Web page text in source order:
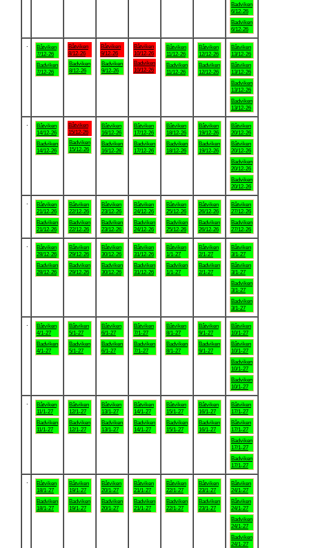
Badviken
6/12-26
Badviken
6/12-26
Båtviken
7/12-26
Badviken
7/12-26
Båtviken
8/12-26
Badviken
8/12-26
Båtviken
9/12-26
Badviken
9/12-26
Båtviken
10/12-26
Badviken
10/12-26
Båtviken
11/12-26
Badviken
11/12-26
Båtviken
12/12-26
Badviken
12/12-26
Båtviken
13/12-26
Båtviken
13/12-26
Badviken
13/12-26
Badviken
13/12-26
Båtviken
14/12-26
Badviken
14/12-26
Båtviken
15/12-26
Badviken
15/12-26
Båtviken
16/12-26
Badviken
16/12-26
Båtviken
17/12-26
Badviken
17/12-26
Båtviken
18/12-26
Badviken
18/12-26
Båtviken
19/12-26
Badviken
19/12-26
Båtviken
20/12-26
Båtviken
20/12-26
Badviken
20/12-26
Badviken
20/12-26
Båtviken
21/12-26
Badviken
21/12-26
Båtviken
22/12-26
Badviken
22/12-26
Båtviken
23/12-26
Badviken
23/12-26
Båtviken
24/12-26
Badviken
24/12-26
Båtviken
25/12-26
Badviken
25/12-26
Båtviken
26/12-26
Badviken
26/12-26
Båtviken
27/12-26
Badviken
27/12-26
Båtviken
28/12-26
Badviken
28/12-26
Båtviken
29/12-26
Badviken
29/12-26
Båtviken
30/12-26
Badviken
30/12-26
Båtviken
31/12-26
Badviken
31/12-26
Båtviken
1/1-27
Badviken
1/1-27
Båtviken
2/1-27
Badviken
2/1-27
Båtviken
3/1-27
Båtviken
3/1-27
Badviken
3/1-27
Badviken
3/1-27
Båtviken
4/1-27
Badviken
4/1-27
Båtviken
5/1-27
Badviken
5/1-27
Båtviken
6/1-27
Badviken
6/1-27
Båtviken
7/1-27
Badviken
7/1-27
Båtviken
8/1-27
Badviken
8/1-27
Båtviken
9/1-27
Badviken
9/1-27
Båtviken
10/1-27
Båtviken
10/1-27
Badviken
10/1-27
Badviken
10/1-27
Båtviken
11/1-27
Badviken
11/1-27
Båtviken
12/1-27
Badviken
12/1-27
Båtviken
13/1-27
Badviken
13/1-27
Båtviken
14/1-27
Badviken
14/1-27
Båtviken
15/1-27
Badviken
15/1-27
Båtviken
16/1-27
Badviken
16/1-27
Båtviken
17/1-27
Båtviken
17/1-27
Badviken
17/1-27
Badviken
17/1-27
Båtviken
18/1-27
Badviken
18/1-27
Båtviken
19/1-27
Badviken
19/1-27
Båtviken
20/1-27
Badviken
20/1-27
Båtviken
21/1-27
Badviken
21/1-27
Båtviken
22/1-27
Badviken
22/1-27
Båtviken
23/1-27
Badviken
23/1-27
Båtviken
24/1-27
Båtviken
24/1-27
Badviken
24/1-27
Badviken
24/1-27